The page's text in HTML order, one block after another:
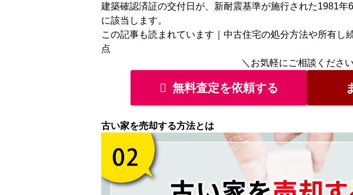
建築確認済証の交付日が、新耐震基準が施行された1981
に該当します。
この記事も読まれています｜ 中古住宅の処分方法や所有し
点
＼お気軽にご相談くださ
無料査定を依頼する
古い家を売却する方法とは